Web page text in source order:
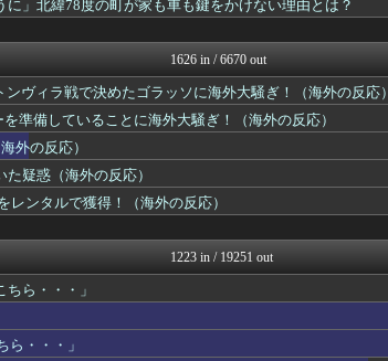
が見えてい...
ガラパゴスジャパン - 海...
ボールパーク速報 海外の反...
救援、...
海外の反応 ディミヌート
ームは呪...
海外の反応スポーツ
海外の万国反応記＠海外の反...
まるっと翻訳
「これは...
7戦無敗...
ニチカン！
』と欧...
世界の憂鬱 海外・韓国の反...
ハウメニージャパン！
てんだ」【...
QQQ(海外の反応)
くれた」...
う？【ML...
ボールパーク速報 海外の反...
はタ...
」北緯78度の町が家も車も鍵をかけない理由とは？
1626 in / 6670 out
ヴィラ戦で決めたゴラッソに海外大騒ぎ！（海外の反応）
準備していることに海外大騒ぎ！（海外の反応）
外の反応）
疑惑（海外の反応）
ンタルで獲得！（海外の反応）
1223 in / 19251 out
ら・・・」
・・・」